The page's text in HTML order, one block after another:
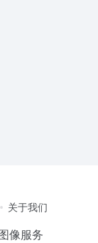
关于我们
像服务